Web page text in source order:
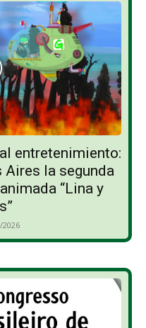
entretenimiento:
Aires la segunda
“Lina y
2026